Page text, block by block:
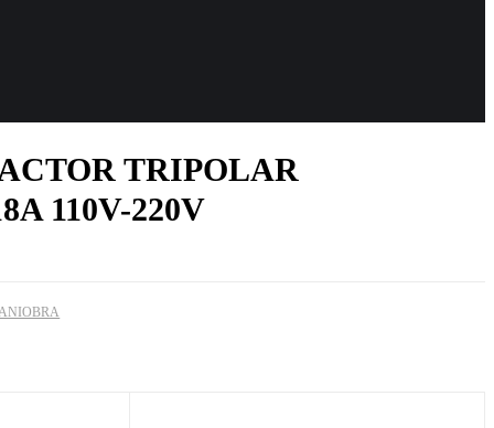
TRIPOLAR
110V-220V